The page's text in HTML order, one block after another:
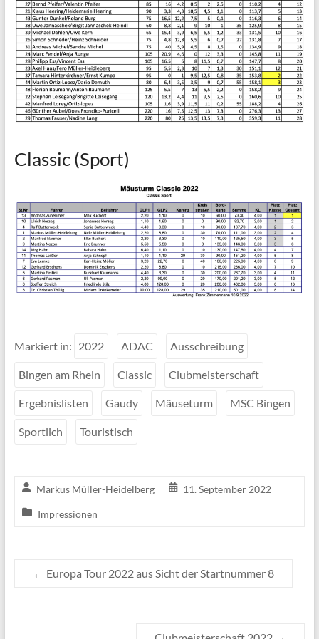
Classic (Sport)
Markiert in: 2022 ADAC Ausschreibung
Bingen am Rhein Classic Clubmeisterschaft
Ergebnislisten Gaudy Mäuseturm MSC Bingen
Sportlich Touristisch
Markus Müller-Heidelberg 11. September 2022
Impressionen
← Europa Tour 2022 aus Sicht der Startnummer 8